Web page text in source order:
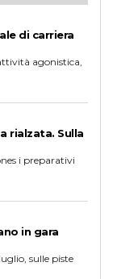
di carriera
agonistica,
rialzata. Sulla
i preparativi
in gara
sulle piste